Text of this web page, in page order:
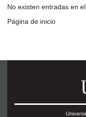
No existen entradas en
Página de inicio